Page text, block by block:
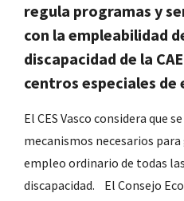
regula programas y
con la empleabilidad
discapacidad de la
centros especiales de
El CES Vasco considera que
mecanismos necesarios
empleo ordinario de todas
discapacidad. El Consejo